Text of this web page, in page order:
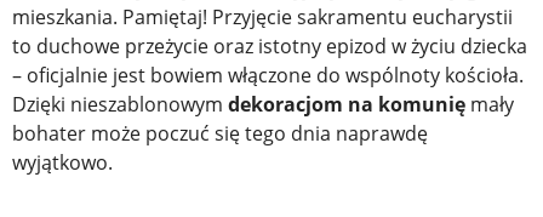
mieszkania. Pamiętaj! Przyjęcie sakramentu eucharystii
to duchowe przeżycie oraz istotny epizod w życiu dziecka
– oficjalnie jest bowiem włączone do wspólnoty kościoła.
Dzięki nieszablonowym dekoracjom na komunię mały
bohater może poczuć się tego dnia naprawdę
wyjątkowo.